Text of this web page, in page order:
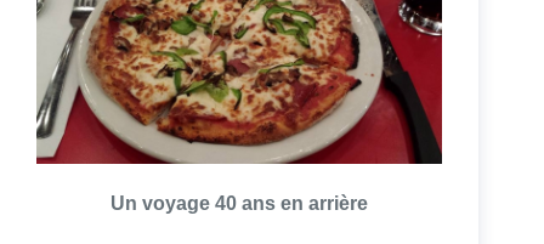
Un voyage 40 ans en arrière